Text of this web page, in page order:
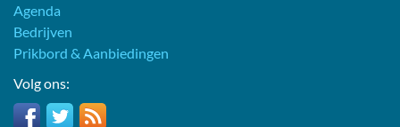
Agenda
Bedrijven
Prikbord & Aanbiedingen
Volg ons: